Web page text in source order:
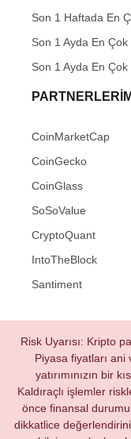
Son 1 Haftada En
Son 1 Ayda En
Son 1 Ayda En
CoinMarketCap
CoinGecko
CoinGlass
SoSoValue
CryptoQuant
IntoTheBlock
Santiment
Risk Uyarısı: Kripto
Piyasa fiyatları ani
yatırımınızın bir
Kaldıraçlı işlemler
önce finansal
dikkatlice